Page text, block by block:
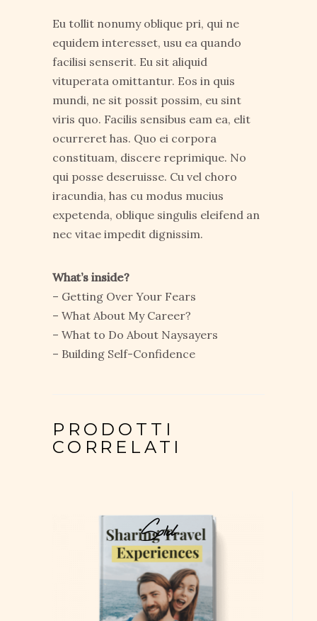
Eu tollit nonumy oblique pri, qui ne
equidem interesset, usu ea quando
facilisi senserit. Eu sit aliquid
vituperata omittantur. Eos in quis
mundi, ne sit possit possim, eu sint
viris quo. Facilis sensibus eam ea, elit
ocurreret has. Quo ei corpora
constituam, discere reprimique. No
qui posse deseruisse. Cu vel choro
iracundia, has cu modus mucius
expetenda, oblique singulis eleifend an
nec vitae impedit dignissim.
What’s inside?
– Getting Over Your Fears
– What About My Career?
– What to Do About Naysayers
– Building Self-Confidence
PRODOTTI
CORRELATI
Sold